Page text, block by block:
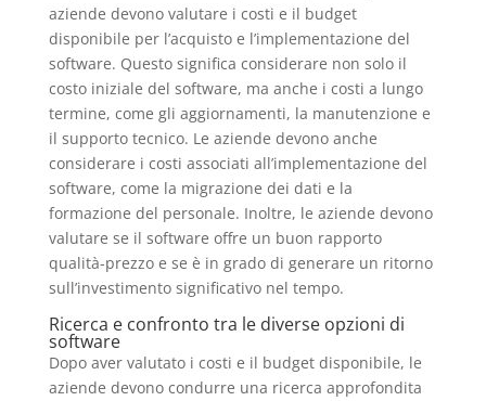
aziende devono valutare i costi e il budget
disponibile per l’acquisto e l’implementazione del
software. Questo significa considerare non solo il
costo iniziale del software, ma anche i costi a lungo
termine, come gli aggiornamenti, la manutenzione e
il supporto tecnico. Le aziende devono anche
considerare i costi associati all’implementazione del
software, come la migrazione dei dati e la
formazione del personale. Inoltre, le aziende devono
valutare se il software offre un buon rapporto
qualità-prezzo e se è in grado di generare un ritorno
sull’investimento significativo nel tempo.
Ricerca e confronto tra le diverse opzioni di
software
Dopo aver valutato i costi e il budget disponibile, le
aziende devono condurre una ricerca approfondita